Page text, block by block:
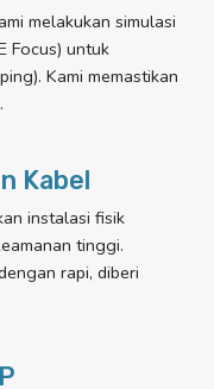
melakukan simulasi
Focus) untuk
Kami memastikan
Kabel
instalasi fisik
tinggi.
rapi, diberi